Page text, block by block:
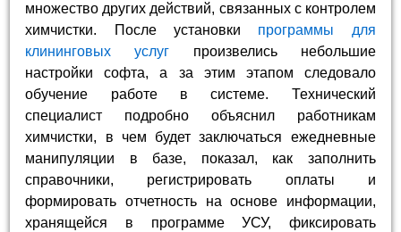
множество других действий, связанных с контролем
химчистки. После установки программы для
клининговых услуг произвелись небольшие
настройки софта, а за этим этапом следовало
обучение работе в системе. Технический
специалист подробно объяснил работникам
химчистки, в чем будет заключаться ежедневные
манипуляции в базе, показал, как заполнить
справочники, регистрировать оплаты и
формировать отчетность на основе информации,
хранящейся в программе УСУ, фиксировать